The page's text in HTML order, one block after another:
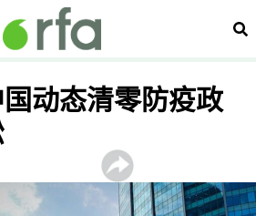
搜
动态清零防疫政